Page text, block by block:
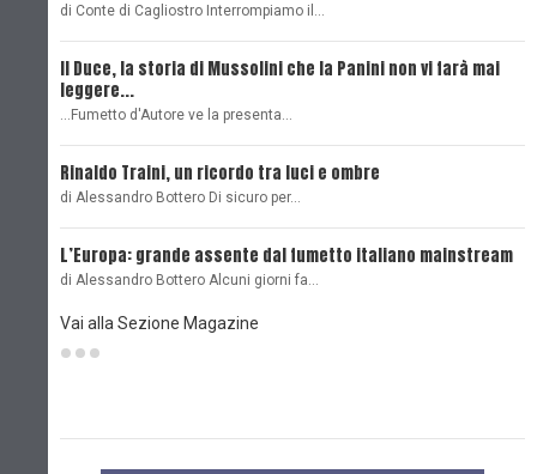
di Conte di Cagliostro Interrompiamo il…
Il Duce, la storia di Mussolini che la Panini non vi farà mai
leggere...
...Fumetto d'Autore ve la presenta…
Rinaldo Traini, un ricordo tra luci e ombre
di Alessandro Bottero Di sicuro per…
L’Europa: grande assente dal fumetto italiano mainstream
di Alessandro Bottero Alcuni giorni fa…
Vai alla Sezione Magazine